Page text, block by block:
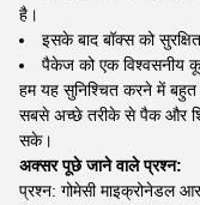
है।
इसके बाद बॉक्स को
पैकेज को एक विश्वसनीय
हम यह सुनिश्चित करने में बहुत
सबसे अच्छे तरीके से पैक और
सके।
अक्सर पूछे जाने वाले प्रश्न:
प्रश्न: गोमेसी माइक्रोनेडल